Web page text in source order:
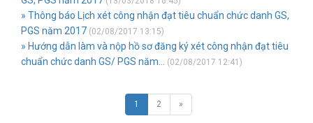
» Thông báo Lịch xét công nhận đạt tiêu chuẩn chức danh GS,
PGS năm 2017 (02/08/2017 13:15)
» Hướng dẫn làm và nộp hồ sơ đăng ký xét công nhận đạt tiêu
chuẩn chức danh GS/ PGS năm...
(02/08/2017 12:41)
1 2 »